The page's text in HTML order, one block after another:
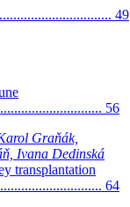
49
56
Graňák,
Ivana Dedinská
transplantation
64